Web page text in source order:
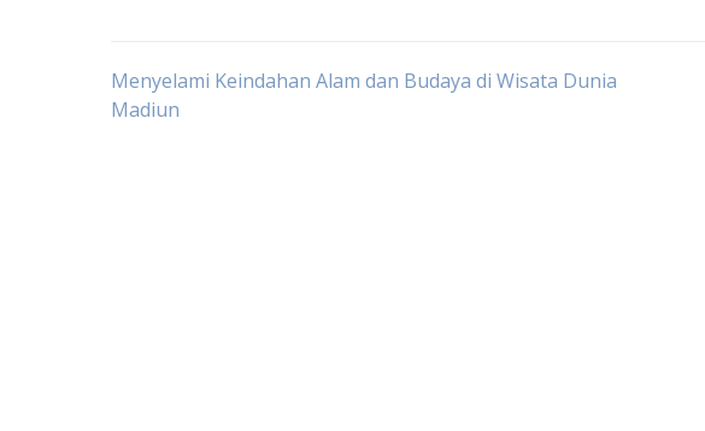
Post
Menyelami Keindahan Alam dan Budaya di Wisata Dunia
Madiun